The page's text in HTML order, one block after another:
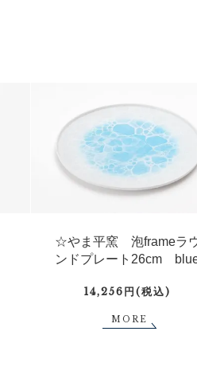
☆やま平窯 泡frameラ
ンドプレート26cm
14,256円(税込)
MORE